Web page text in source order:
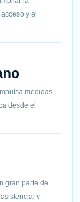
y el
medidas
desde el
gran parte de
y